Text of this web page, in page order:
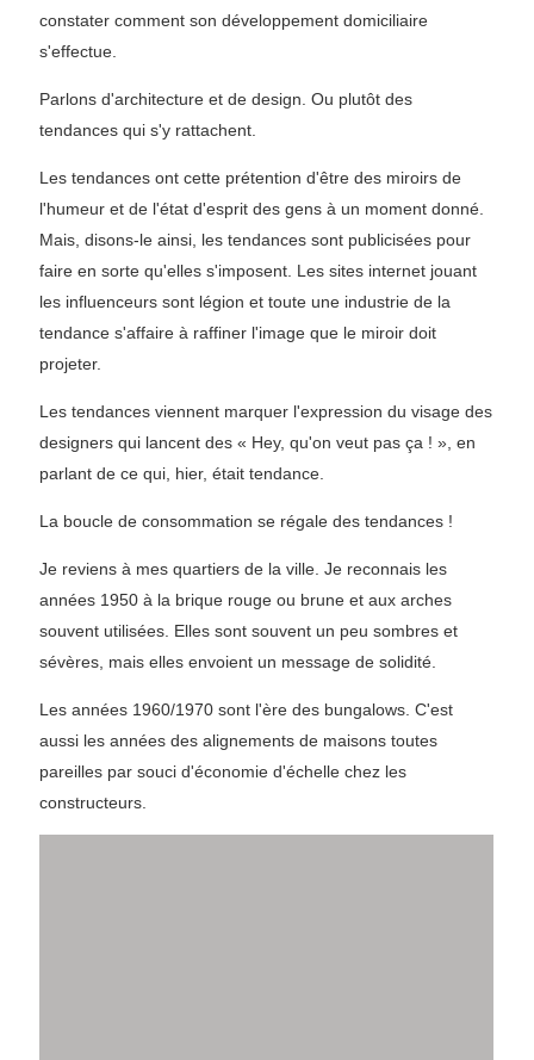
constater comment son développement domiciliaire
s'effectue.
Parlons d'architecture et de design. Ou plutôt des
tendances qui s'y rattachent.
Les tendances ont cette prétention d'être des miroirs de
l'humeur et de l'état d'esprit des gens à un moment donné.
Mais, disons-le ainsi, les tendances sont publicisées pour
faire en sorte qu'elles s'imposent. Les sites internet jouant
les influenceurs sont légion et toute une industrie de la
tendance s'affaire à raffiner l'image que le miroir doit
projeter.
Les tendances viennent marquer l'expression du visage des
designers qui lancent des « Hey, qu'on veut pas ça ! », en
parlant de ce qui, hier, était tendance.
La boucle de consommation se régale des tendances !
Je reviens à mes quartiers de la ville. Je reconnais les
années 1950 à la brique rouge ou brune et aux arches
souvent utilisées. Elles sont souvent un peu sombres et
sévères, mais elles envoient un message de solidité.
Les années 1960/1970 sont l'ère des bungalows. C'est
aussi les années des alignements de maisons toutes
pareilles par souci d'économie d'échelle chez les
constructeurs.